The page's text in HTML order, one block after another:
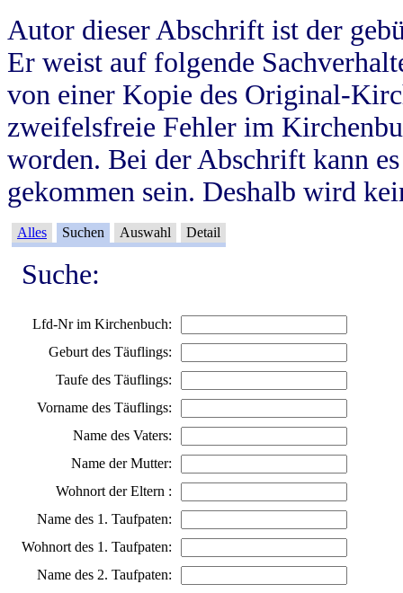
Autor dieser Abschrift ist der
Er weist auf folgende
von einer Kopie des Original-
zweifelsfreie Fehler im
worden. Bei der Abschrift kann
gekommen sein. Deshalb wird
Alles Suchen Auswahl Detail
Suche:
Lfd-Nr im Kirchenbuch:
Geburt des Täuflings:
Taufe des Täuflings:
Vorname des Täuflings:
Name des Vaters:
Name der Mutter:
Wohnort der Eltern :
Name des 1. Taufpaten:
Wohnort des 1. Taufpaten:
Name des 2. Taufpaten: